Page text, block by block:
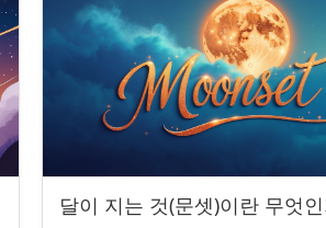
달이 지는 것(문셋)이란 무엇